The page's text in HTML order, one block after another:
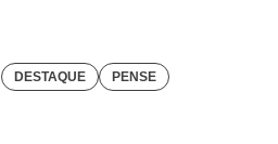
DESTAQUE PENSE